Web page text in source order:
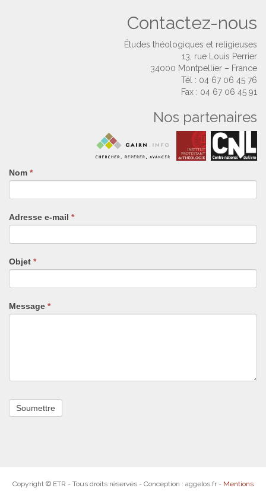
Contactez-nous
Études théologiques et religieuses
13, rue Louis Perrier
34000 Montpellier – France
Tél : 04 67 06 45 76
Fax : 04 67 06 45 91
Nos partenaires
Nom *
Adresse e-mail *
Objet *
Message *
Si
vous
êtes
humain,
remplissez
ce
Copyright © ETR - Tous droits réservés - Conception : aggelos.fr - Mentions